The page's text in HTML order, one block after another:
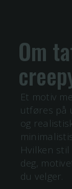
Om
Et motiv
utføres på
og
Hvilken
deg,
du velger.